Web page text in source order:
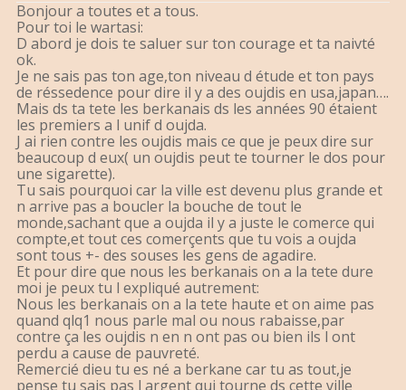
Bonjour a toutes et a tous.
Pour toi le wartasi:
D abord je dois te saluer sur ton courage et ta naivté
ok.
Je ne sais pas ton age,ton niveau d étude et ton pays
de réssedence pour dire il y a des oujdis en usa,japan….
Mais ds ta tete les berkanais ds les années 90 étaient
les premiers a l unif d oujda.
J ai rien contre les oujdis mais ce que je peux dire sur
beaucoup d eux( un oujdis peut te tourner le dos pour
une sigarette).
Tu sais pourquoi car la ville est devenu plus grande et
n arrive pas a boucler la bouche de tout le
monde,sachant que a oujda il y a juste le comerce qui
compte,et tout ces comerçents que tu vois a oujda
sont tous +- des souses les gens de agadire.
Et pour dire que nous les berkanais on a la tete dure
moi je peux tu l expliqué autrement:
Nous les berkanais on a la tete haute et on aime pas
quand qlq1 nous parle mal ou nous rabaisse,par
contre ça les oujdis n en n ont pas ou bien ils l ont
perdu a cause de pauvreté.
Remercié dieu tu es né a berkane car tu as tout,je
pense tu sais pas l argent qui tourne ds cette ville